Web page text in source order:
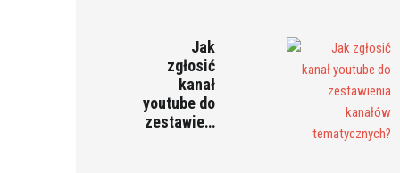
Jak
zgłosić
kanał
youtube do
zestawie…